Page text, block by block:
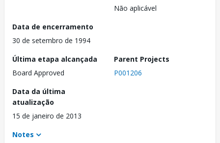
Não aplicável
Data de encerramento
30 de setembro de 1994
Última etapa alcançada
Board Approved
Parent Projects
P001206
Data da última
atualização
15 de janeiro de 2013
Notes